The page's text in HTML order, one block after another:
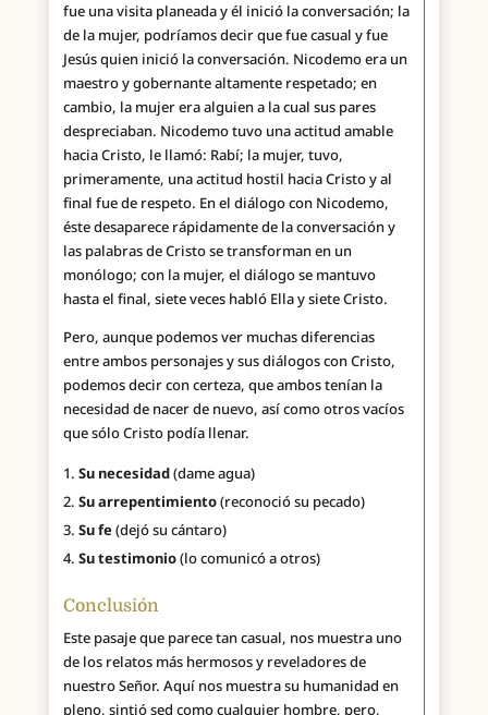
fue una visita planeada y él inició la conversación; la
de la mujer, podríamos decir que fue casual y fue
Jesús quien inició la conversación. Nicodemo era un
maestro y gobernante altamente respetado; en
cambio, la mujer era alguien a la cual sus pares
despreciaban. Nicodemo tuvo una actitud amable
hacia Cristo, le llamó: Rabí; la mujer, tuvo,
primeramente, una actitud hostil hacia Cristo y al
final fue de respeto. En el diálogo con Nicodemo,
éste desaparece rápidamente de la conversación y
las palabras de Cristo se transforman en un
monólogo; con la mujer, el diálogo se mantuvo
hasta el final, siete veces habló Ella y siete Cristo.
Pero, aunque podemos ver muchas diferencias
entre ambos personajes y sus diálogos con Cristo,
podemos decir con certeza, que ambos tenían la
necesidad de nacer de nuevo, así como otros vacíos
que sólo Cristo podía llenar.
Su necesidad(dame agua)
Su arrepentimiento(reconoció su pecado)
Su fe(dejó su cántaro)
Su testimonio(lo comunicó a otros)
Conclusión
Este pasaje que parece tan casual, nos muestra uno
de los relatos más hermosos y reveladores de
nuestro Señor. Aquí nos muestra su humanidad en
pleno, sintió sed como cualquier hombre, pero,